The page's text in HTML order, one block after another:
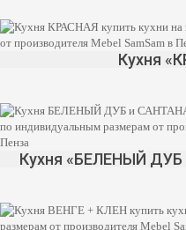
Кухня
Кухня «БЕЛЕНЫЙ